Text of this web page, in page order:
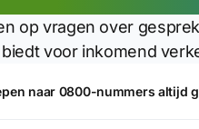
op vragen over
voor inkomend
naar 0800-nummers altijd